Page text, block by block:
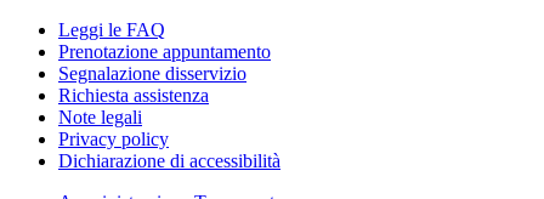
Leggi le FAQ
Prenotazione appuntamento
Segnalazione disservizio
Richiesta assistenza
Note legali
Privacy policy
Dichiarazione di accessibilità